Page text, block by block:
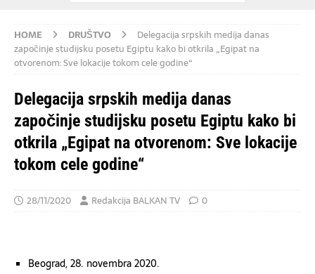
HOME DRUŠTVO
Delegacija srpskih medija danas
započinje studijsku posetu Egiptu kako bi otkrila „Egipat na
otvorenom: Sve lokacije tokom cele godine“
Delegacija srpskih medija danas
započinje studijsku posetu Egiptu kako bi
otkrila „Egipat na otvorenom: Sve lokacije
tokom cele godine“
28/11/2020 Redakcija BALKAN TV 0
Beograd, 28. novembra 2020.